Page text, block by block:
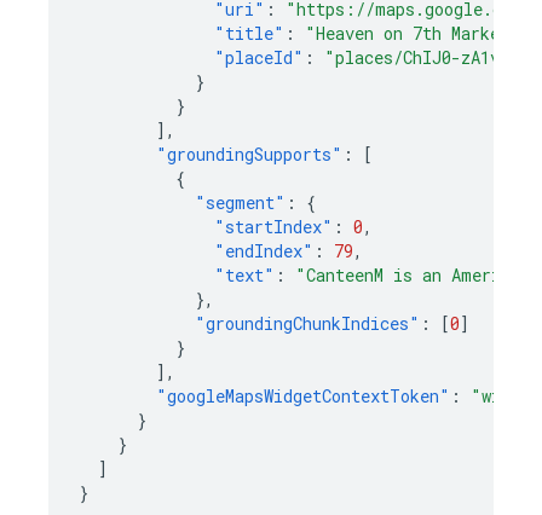
"uri" :
"https://maps.google.com/
"title" :
"Heaven on 7th
"placeId" :
"places/ChIJ0-
}
}
],
"groundingSupports" :
[
{
"segment" :
{
"startIndex" : 0,
"endIndex" : 79,
"text" :
"CanteenM is an
},
"groundingChunkIndices" : [0]
}
],
"googleMapsWidgetContextToken" :
}
}
]
}